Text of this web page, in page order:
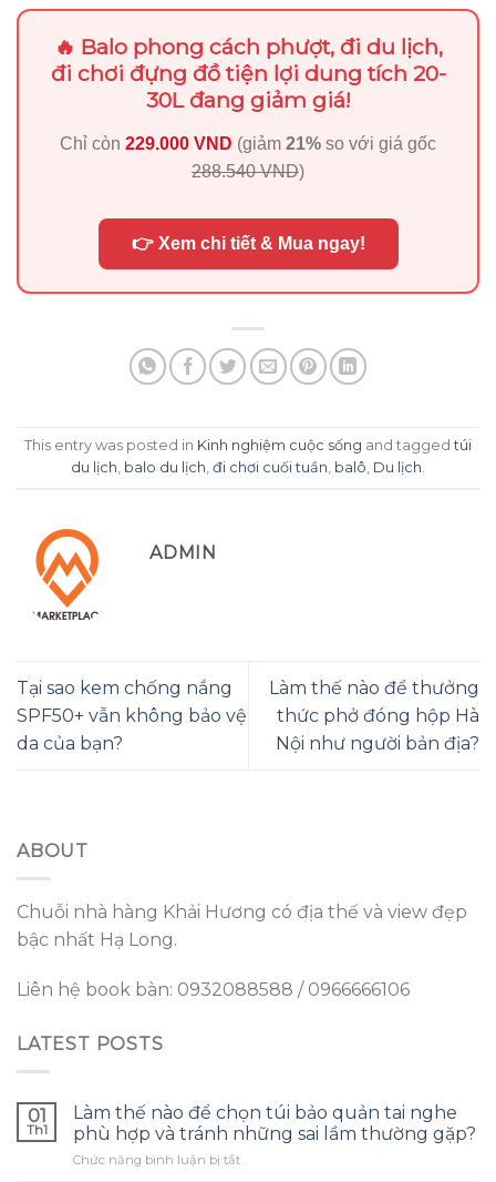
🔥 Balo phong cách phượt, đi du lịch,
đi chơi đựng đồ tiện lợi dung tích 20-
30L đang giảm giá!
Chỉ còn 229.000 VND (giảm 21% so với giá gốc
288.540 VND)
👉 Xem chi tiết & Mua ngay!
This entry was posted in Kinh nghiệm cuộc sống and taggedtúi
du lịch balo du lịch đi chơi cuối tuần balô Du lịch
ADMIN
Tại sao kem chống nắng
SPF50+ vẫn không bảo vệ
da của bạn?
Làm thế nào để thưởng
thức phở đóng hộp Hà
Nội như người bản địa?
ABOUT
Chuỗi nhà hàng Khải Hương có địa thế và view đẹp
bậc nhất Hạ Long.
Liên hệ book bàn: 0932088588 / 0966666106
LATEST POSTS
01
Th1
Làm thế nào để chọn túi bảo quản tai nghe
phù hợp và tránh những sai lầm thường gặp?
Chức năng bình luận bị tắtở